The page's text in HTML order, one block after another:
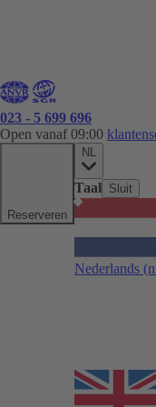
023 - 5 699 696
Open vanaf 09:00
Reserveren
NL
Taal Sluit
Nederlands